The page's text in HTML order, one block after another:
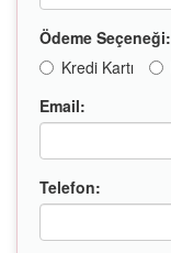
Ödeme Seçeneği:
Kredi Kartı
Email:
Telefon: